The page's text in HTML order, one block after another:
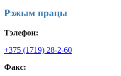
Рэжым працы
Тэлефон:
+375 (1719) 28-2-60
Факс: